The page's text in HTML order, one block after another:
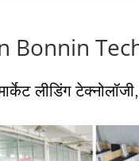
Bonnin
लीडिंग